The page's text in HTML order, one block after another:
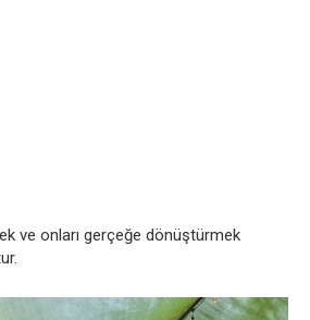
ve onları gerçeğe dönüştürmek